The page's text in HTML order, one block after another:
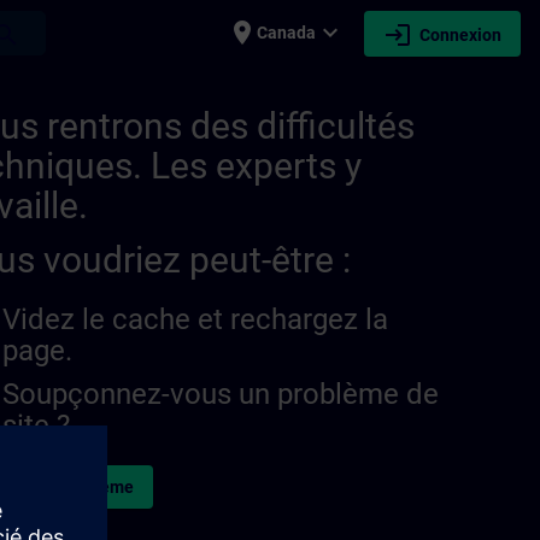
place Canada expand_more login Connexion
rentrons des difficultés
Les experts y
voudriez peut-être :
Videz le cache et rechargez la
page.
Soupçonnez-vous un problème de
site ?
le problème